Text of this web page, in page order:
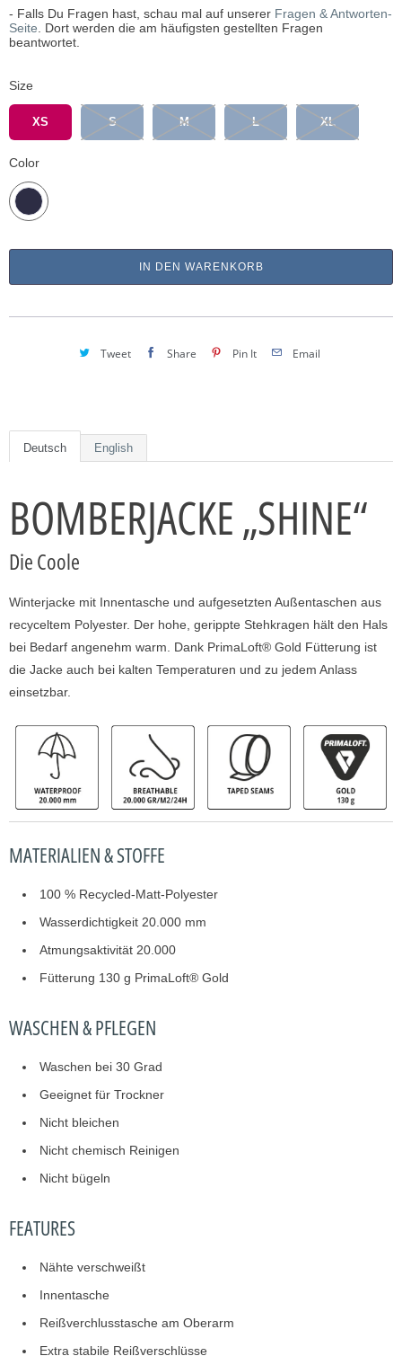
- Falls Du Fragen hast, schau mal auf unserer Fragen & Antworten-
Seite. Dort werden die am häufigsten gestellten Fragen
beantwortet.
Size
XS S M L XL
Color
IN DEN WARENKORB
Tweet Share Pin It Email
Deutsch English
BOMBERJACKE „SHINE“
Die Coole
Winterjacke mit Innentasche und aufgesetzten Außentaschen aus
recyceltem Polyester. Der hohe, gerippte Stehkragen hält den Hals
bei Bedarf angenehm warm. Dank PrimaLoft® Gold Fütterung ist
die Jacke auch bei kalten Temperaturen und zu jedem Anlass
einsetzbar.
MATERIALIEN & STOFFE
100 % Recycled-Matt-Polyester
Wasserdichtigkeit 20.000 mm
Atmungsaktivität 20.000
Fütterung 130 g PrimaLoft® Gold
WASCHEN & PFLEGEN
Waschen bei 30 Grad
Geeignet für Trockner
Nicht bleichen
Nicht chemisch Reinigen
Nicht bügeln
FEATURES
Nähte verschweißt
Innentasche
Reißverchlusstasche am Oberarm
Extra stabile Reißverschlüsse